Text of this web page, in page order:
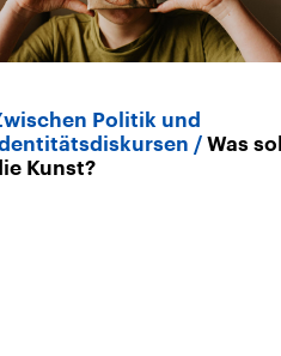
Politik und
Was soll
Kunst?